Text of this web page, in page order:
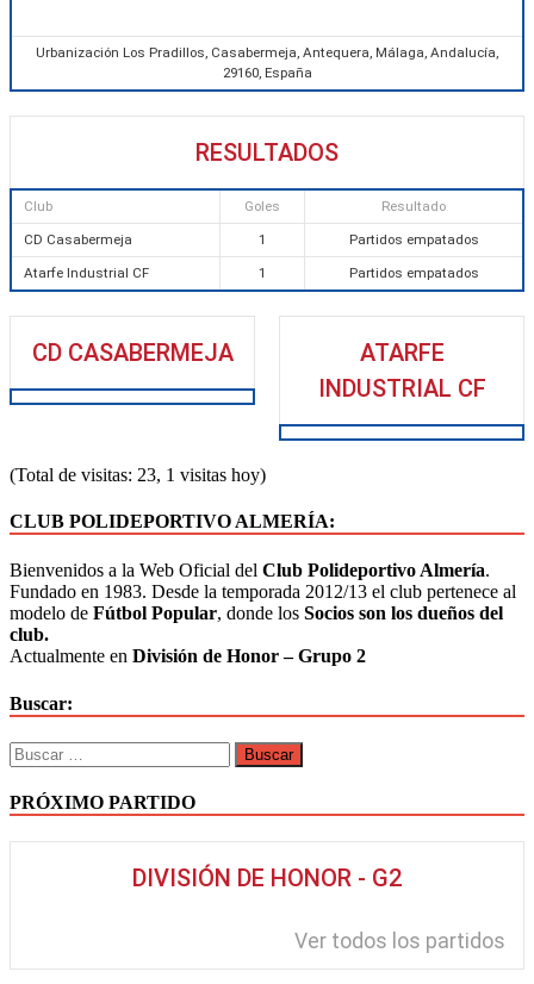
Urbanización Los Pradillos, Casabermeja, Antequera, Málaga, Andalucía,
29160, España
RESULTADOS
Club Goles
Resultado
CD Casabermeja
1
Partidos empatados
Atarfe Industrial CF
1 Partidos empatados
CD CASABERMEJA
ATARFE
INDUSTRIAL CF
(Total de visitas: 23, 1 visitas hoy)
CLUB POLIDEPORTIVO ALMERÍA:
Bienvenidos a la Web Oficial del Club Polideportivo Almería.
Fundado en 1983. Desde la temporada 2012/13 el club pertenece al
modelo de Fútbol Popular, donde los Socios son los dueños del
club.
Actualmente en División de Honor – Grupo 2
Buscar:
PRÓXIMO PARTIDO
DIVISIÓN DE HONOR - G2
Ver todos los partidos